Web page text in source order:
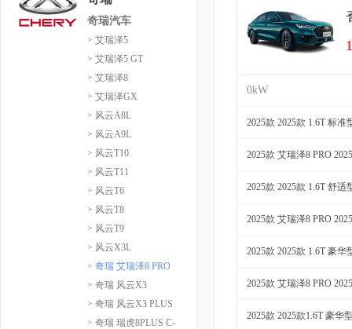
奇瑞汽车
> 艾瑞泽5
> 艾瑞泽5 GT
> 艾瑞泽8
> 艾瑞泽GX
> 风云A8L
> 风云A9L
> 风云T10
> 风云T11
> 风云T6
> 风云T8
> 风云T9
> 风云X3L
> 奇瑞 艾瑞泽8 PRO
> 奇瑞 风云X3
> 奇瑞 风云X3 PLUS
> 奇瑞 瑞虎8PLUS C-
0kW
2025款 2025款 1.6T 标准
2025款 艾瑞泽8 PRO
2025款 2025款 1.6T 舒适
2025款 艾瑞泽8 PRO
2025款 2025款 1.6T 豪华
2025款 艾瑞泽8 PRO
2025款 2025款1.6T 豪华